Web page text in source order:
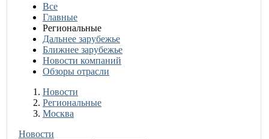
Все
Главные
Региональные
Дальнее зарубежье
Ближнее зарубежье
Новости компаний
Обзоры отрасли
Новости
Разделы
Новости
Региональные
Москва
Новости